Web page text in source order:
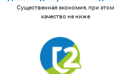
Существенная экономия, при этом
качество не ниже